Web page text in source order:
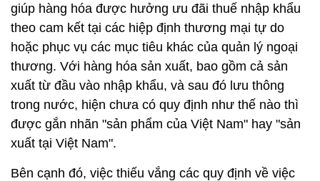
giúp hàng hóa được hưởng ưu đãi thuế nhập khẩu
theo cam kết tại các hiệp định thương mại tự do
hoặc phục vụ các mục tiêu khác của quản lý ngoại
thương. Với hàng hóa sản xuất, bao gồm cả sản
xuất từ đầu vào nhập khẩu, và sau đó lưu thông
trong nước, hiện chưa có quy định như thế nào thì
được gắn nhãn "sản phẩm của Việt Nam" hay "sản
xuất tại Việt Nam".
Bên cạnh đó, việc thiếu vắng các quy định về việc